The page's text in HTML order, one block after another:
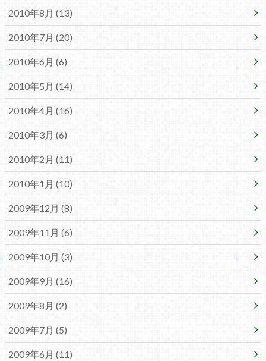
2010年8月 (13)
2010年7月 (20)
2010年6月 (6)
2010年5月 (14)
2010年4月 (16)
2010年3月 (6)
2010年2月 (11)
2010年1月 (10)
2009年12月 (8)
2009年11月 (6)
2009年10月 (3)
2009年9月 (16)
2009年8月 (2)
2009年7月 (5)
2009年6月 (11)